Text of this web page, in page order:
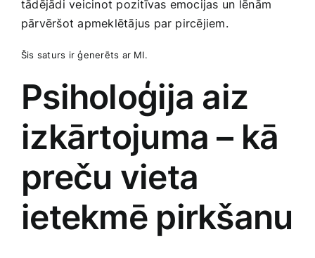
tādējādi veicinot pozitīvas emocijas ⁢un lēnām
pārvēršot apmeklētājus par pircējiem.
Šis saturs ir ģenerēts ar MI.
Psiholoģija aiz
izkārtojuma – kā
preču vieta
ietekmē pirkšanu